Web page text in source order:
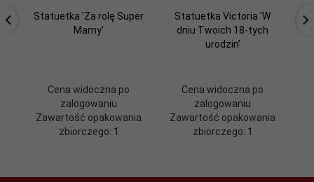
Statuetka 'Za rolę Super
Mamy'
Cena widoczna po
zalogowaniu
Zawartość opakowania
zbiorczego: 1
Statuetka Victoria 'W
dniu Twoich 18-tych
urodzin'
Cena widoczna po
zalogowaniu
Zawartość opakowania
zbiorczego: 1